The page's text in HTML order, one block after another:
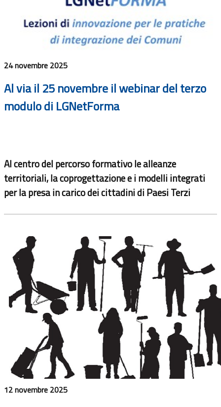
24 novembre 2025
Al via il 25 novembre il webinar del terzo
modulo di LGNetForma
Al centro del percorso formativo le alleanze
territoriali, la coprogettazione e i modelli integrati
per la presa in carico dei cittadini di Paesi Terzi
12 novembre 2025